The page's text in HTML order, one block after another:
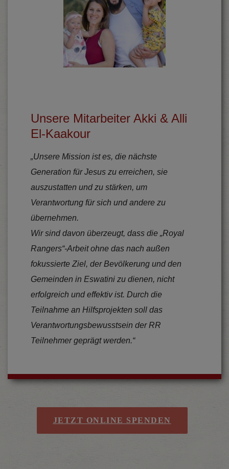
Unsere Mitarbeiter Akki & Alli
El-Kaakour
„Unsere Mission ist es, die nächste
Generation für Jesus zu erreichen, sie
auszustatten und zu stärken, um
Verantwortung für sich und andere zu
übernehmen.
Wir sind davon überzeugt, dass die „Royal
Rangers“-Arbeit ohne das nach außen
fokussierte Ziel, der Bevölkerung und den
Gemeinden in Eswatini zu dienen, nicht
erfolgreich und effektiv ist. Durch die
Teilnahme an Hilfsprojekten soll das
Verantwortungsbewusstsein der RR
Teilnehmer geprägt werden.“
JETZT ONLINE SPENDEN